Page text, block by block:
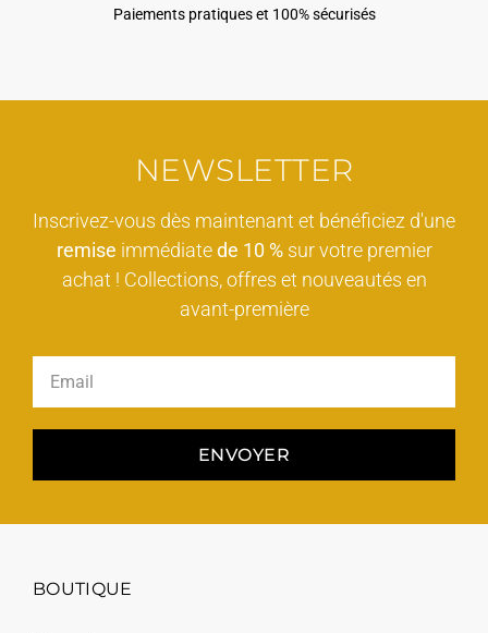
Paiements pratiques et 100% sécurisés
NEWSLETTER
Inscrivez-vous dès maintenant et bénéficiez d'une
remise immédiatede 10 %sur votre premier
achat ! Collections, offres et nouveautés en
avant-première
ENVOYER
BOUTIQUE